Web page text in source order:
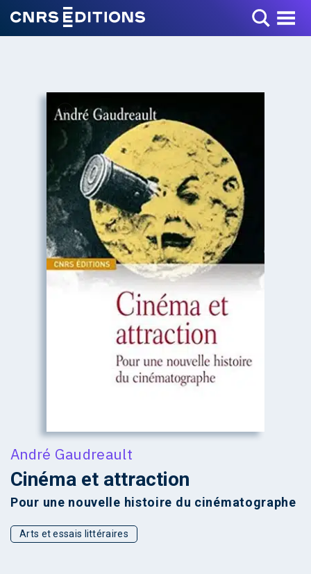
Toggle Menu
+
André Gaudreault
Cinéma et attraction
Pour une nouvelle histoire du cinématographe
Arts et essais littéraires